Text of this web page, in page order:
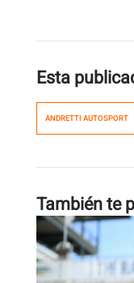
Esta
ANDRETTI AUTOSPORT
También te